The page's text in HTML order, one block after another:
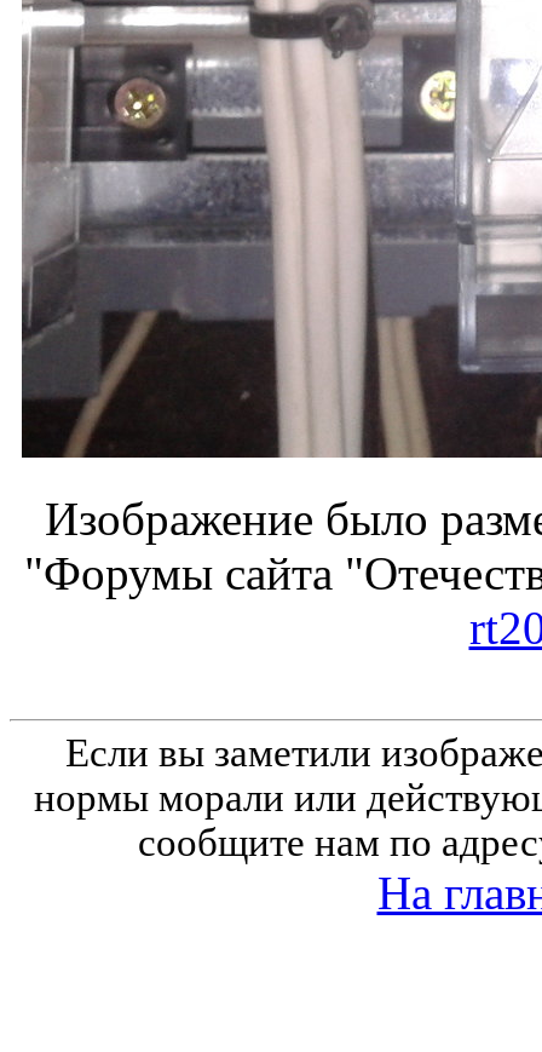
Изображение было
"Форумы сайта
Если вы заметили
нормы морали или
сообщите нам по
На